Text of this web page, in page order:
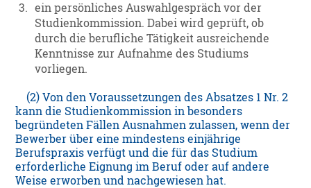
3. ein persönliches Auswahlgespräch vor der
Studienkommission. Dabei wird geprüft, ob
durch die berufliche Tätigkeit ausreichende
Kenntnisse zur Aufnahme des Studiums
vorliegen.
(2) Von den Voraussetzungen des Absatzes 1 Nr. 2
kann die Studienkommission in besonders
begründeten Fällen Ausnahmen zulassen, wenn der
Bewerber über eine mindestens einjährige
Berufspraxis verfügt und die für das Studium
erforderliche Eignung im Beruf oder auf andere
Weise erworben und nachgewiesen hat.